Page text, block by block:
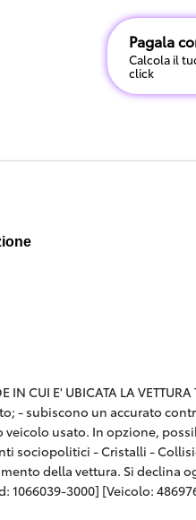
Pagala
Calcola il
click
IN CUI E' UBICATA LA
- subiscono un accurato
usato. In opzione,
sociopolitici - Cristalli -
della vettura. Si declina
3000] [Veicolo: